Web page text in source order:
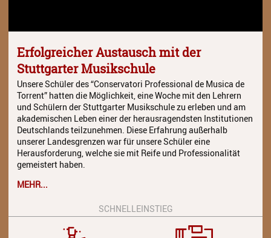
Erfolgreicher Austausch mit der
Stuttgarter Musikschule
Unsere Schüler des “Conservatori Professional de Musica de
Torrent” hatten die Möglichkeit, eine Woche mit den Lehrern
und Schülern der Stuttgarter Musikschule zu erleben und am
akademischen Leben einer der herausragendsten Institutionen
Deutschlands teilzunehmen. Diese Erfahrung außerhalb
unserer Landesgrenzen war für unsere Schüler eine
Herausforderung, welche sie mit Reife und Professionalität
gemeistert haben.
MEHR...
SCHNELLEINSTIEG